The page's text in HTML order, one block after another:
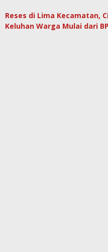
Reses di Lima Kecamatan,
Keluhan Warga Mulai dari